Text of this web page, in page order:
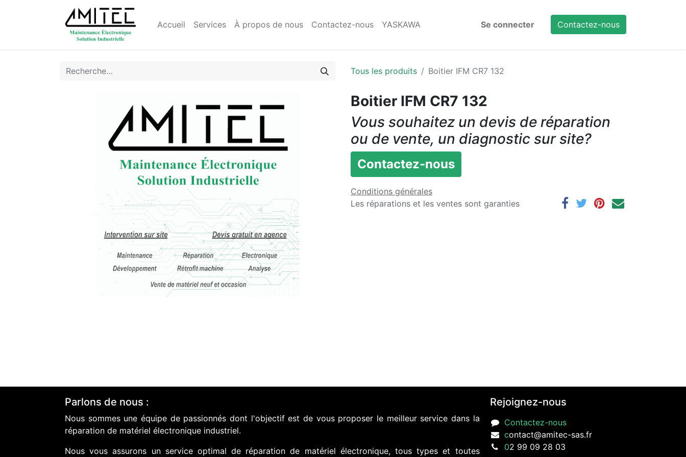
Accueil Services À propos de nous Contactez-nous YASKAWA Se connecter Contactez-nous
Tous les produits Boitier IFM CR7 132
Boitier IFM CR7 132
Vous souhaitez un devis de réparation
ou de vente, un diagnostic sur site?
Contactez-nous
Conditions générales
Les réparations et les ventes sont garanties
Parlons de nous :
Nous sommes une équipe de passionnés dont l'objectif est de vous proposer le meilleur service dans la
réparation de matériel électronique industriel.
Nous vous assurons un service optimal de réparation de matériel électronique, tous types et toutes
Rejoignez-nous
Contactez-nous
contact@amitec-sas.fr
02 99 09 28 03